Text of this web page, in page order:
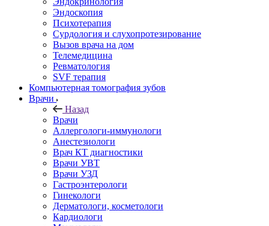
Эндоскопия
Психотерапия
Сурдология и слухопротезирование
Вызов врача на дом
Телемедицина
Ревматология
SVF терапия
Компьютерная томография зубов
Врачи
Назад
Врачи
Аллергологи-иммунологи
Анестезиологи
Врач КТ диагностики
Врачи УВТ
Врачи УЗД
Гастроэнтерологи
Гинекологи
Дерматологи, косметологи
Кардиологи